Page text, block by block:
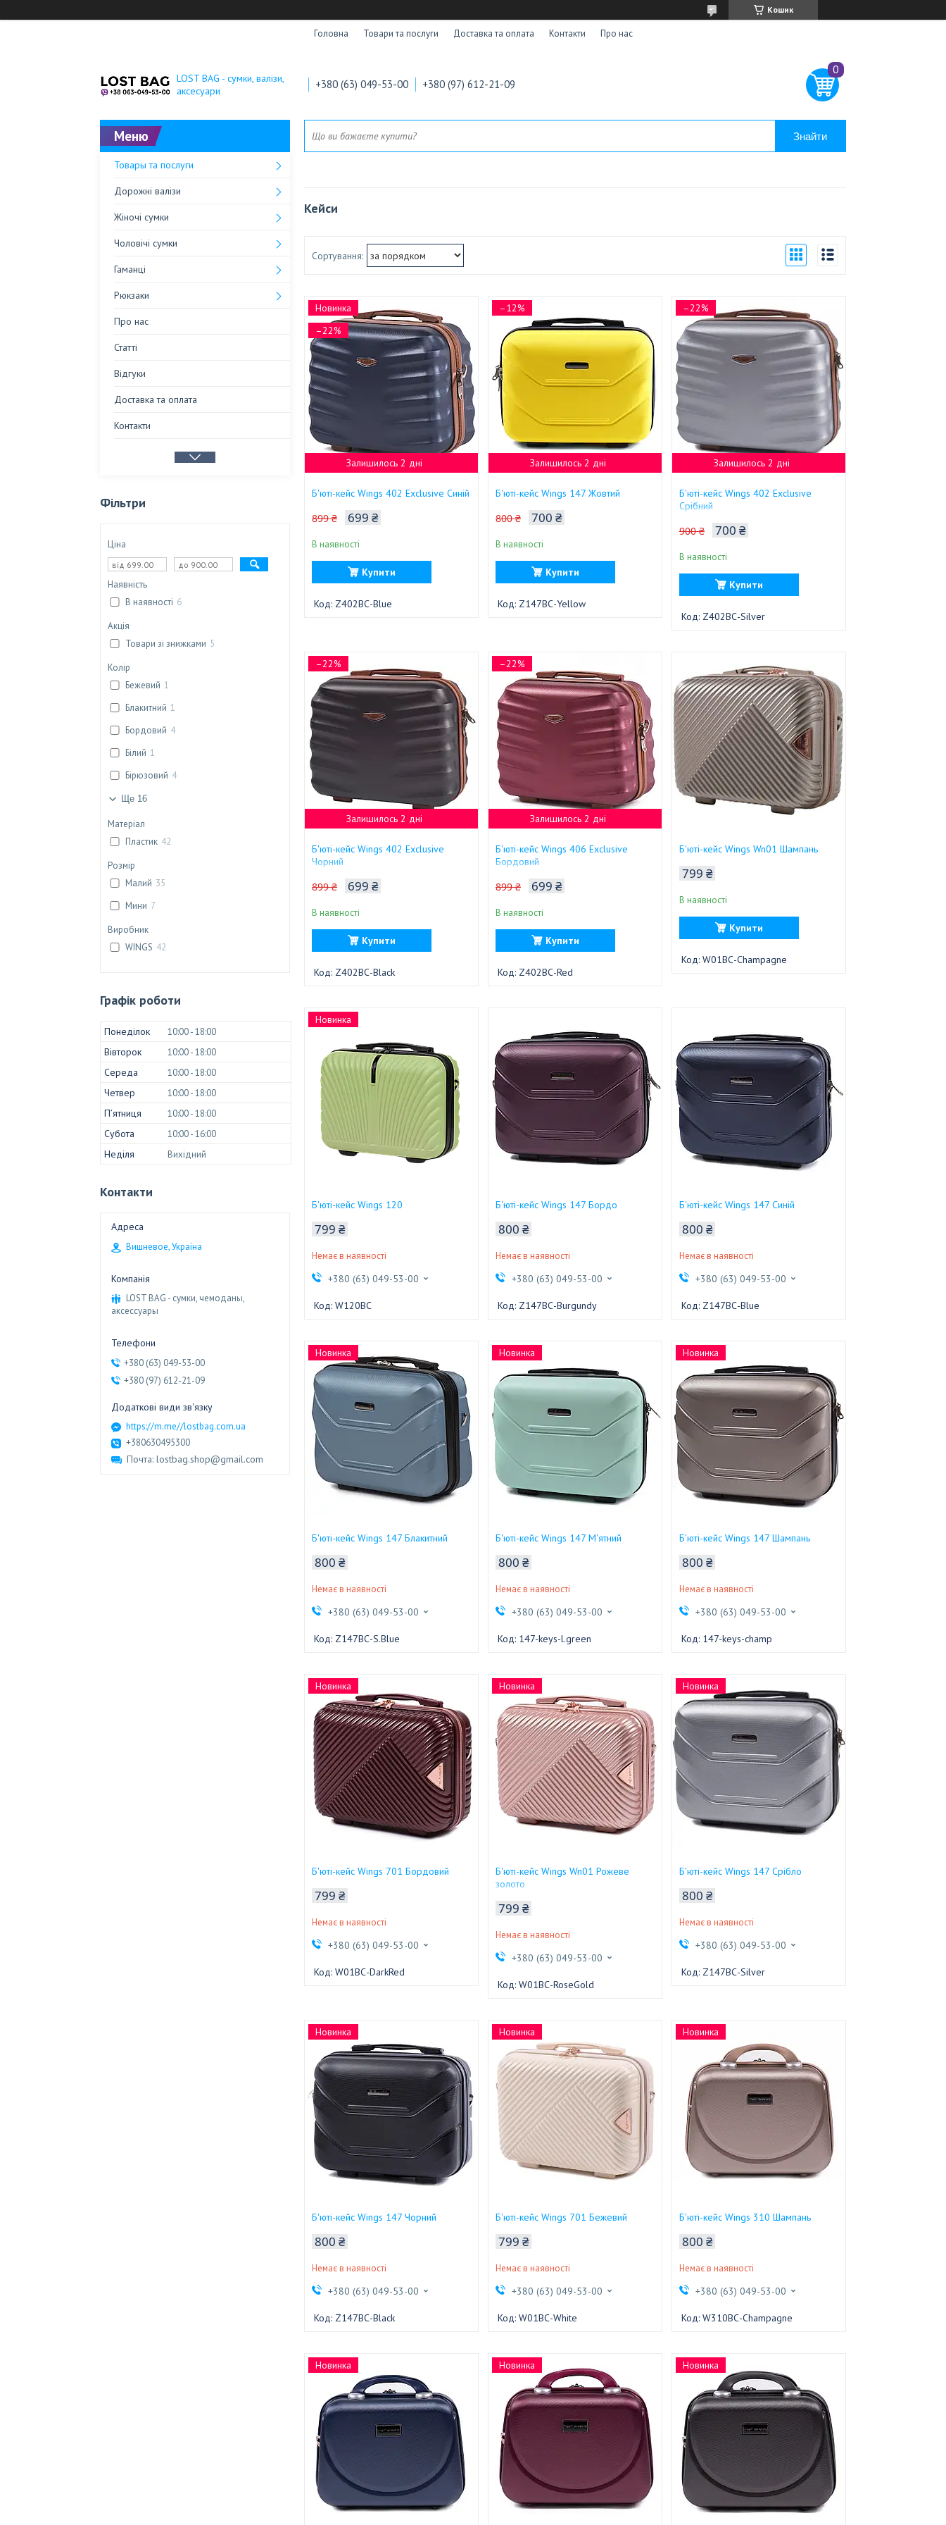
Кошик
Головна Товари та послуги Доставка та оплата Контакти Про нас
LOST BAG - сумки, валізи,
аксесуари
+380 (63) 049-53-00 +380 (97) 612-21-09
Знайти
Кейси
Новинка
–22%
Залишилось 2 дні
Б'юті-кейс Wings 402 Exclusive Синій
899 ₴ 699 ₴
В наявності
Купити
Z402BС-Blue
–12%
Залишилось 2 дні
Б'юті-кейс Wings 147 Жовтий
800 ₴ 700 ₴
В наявності
Купити
Z147BС-Yellow
–22%
Залишилось 2 дні
Б'юті-кейс Wings 402 Exclusive
Срібний
900 ₴ 700 ₴
В наявності
Купити
Z402BС-Silver
–22%
Залишилось 2 дні
Б'юті-кейс Wings 402 Exclusive
Чорний
899 ₴ 699 ₴
В наявності
Купити
Z402BС-Black
–22%
Залишилось 2 дні
Б'юті-кейс Wings 406 Exclusive
Бордовий
899 ₴ 699 ₴
В наявності
Купити
Z402BС-Red
Б'юті-кейс Wings Wn01 Шампань
799 ₴
В наявності
Купити
W01BС-Champagne
Новинка
Б'юті-кейс Wings 120
799 ₴
Немає в наявності
+380 (63) 049-53-00
W120BС
Б'юті-кейс Wings 147 Бордо
800 ₴
Немає в наявності
+380 (63) 049-53-00
Z147BС-Burgundy
Б'юті-кейс Wings 147 Синій
800 ₴
Немає в наявності
+380 (63) 049-53-00
Z147BС-Blue
Новинка
Б'юті-кейс Wings 147 Блакитний
800 ₴
Немає в наявності
+380 (63) 049-53-00
Z147BС-S.Blue
Новинка
Б'юті-кейс Wings 147 М'ятний
800 ₴
Немає в наявності
+380 (63) 049-53-00
147-keys-l.green
Новинка
Б'юті-кейс Wings 147 Шампань
800 ₴
Немає в наявності
+380 (63) 049-53-00
147-keys-champ
Новинка
Б'юті-кейс Wings 701 Бордовий
799 ₴
Немає в наявності
+380 (63) 049-53-00
W01BС-DarkRed
Новинка
Б'юті-кейс Wings Wn01 Рожеве
золото
799 ₴
Немає в наявності
+380 (63) 049-53-00
W01BС-RoseGold
Новинка
Б'юті-кейс Wings 147 Срібло
800 ₴
Немає в наявності
+380 (63) 049-53-00
Z147BС-Silver
Новинка
Б'юті-кейс Wings 147 Чорний
800 ₴
Немає в наявності
+380 (63) 049-53-00
Z147BС-Black
Новинка
Б'юті-кейс Wings 701 Бежевий
799 ₴
Немає в наявності
+380 (63) 049-53-00
W01BС-White
Новинка
Б'юті-кейс Wings 310 Шампань
800 ₴
Немає в наявності
+380 (63) 049-53-00
W310BС-Champagne
Новинка Новинка Новинка
Товары та послуги
Дорожні валізи
Жіночі сумки
Чоловічі сумки
Гаманці
Рюкзаки
Про нас
Статті
Відгуки
Доставка та оплата
Контакти
Фільтри
Ціна
Наявність
В наявності 6
Акція
Товари зі знижками 5
Колір
Бежевий 1
Блакитний 1
Бордовий 4
Білий 1
Бірюзовий 4
Ще 16
Матеріал
Пластик 42
Розмір
Малий 35
Мини 7
Виробник
WINGS 42
Графік роботи
Понеділок 10:00 18:00
Вівторок 10:00 18:00
Середа 10:00 18:00
Четвер 10:00 18:00
Пʼятниця 10:00 18:00
Субота 10:00 16:00
Неділя Вихідний
Контакти
Вишневое, Україна
LOST BAG - сумки, чемоданы,
аксессуары
+380 (63) 049-53-00
+380 (97) 612-21-09
https://m.me//lostbag.com.ua
+380630495300
Почта lostbag.shop@gmail.com